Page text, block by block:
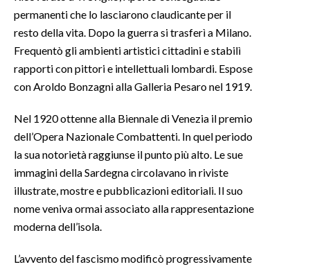
permanenti che lo lasciarono claudicante per il
resto della vita. Dopo la guerra si trasferì a Milano.
Frequentò gli ambienti artistici cittadini e stabilì
rapporti con pittori e intellettuali lombardi. Espose
con Aroldo Bonzagni alla Galleria Pesaro nel 1919.
Nel 1920 ottenne alla Biennale di Venezia il premio
dell’Opera Nazionale Combattenti. In quel periodo
la sua notorietà raggiunse il punto più alto. Le sue
immagini della Sardegna circolavano in riviste
illustrate, mostre e pubblicazioni editoriali. Il suo
nome veniva ormai associato alla rappresentazione
moderna dell’isola.
L’avvento del fascismo modificò progressivamente